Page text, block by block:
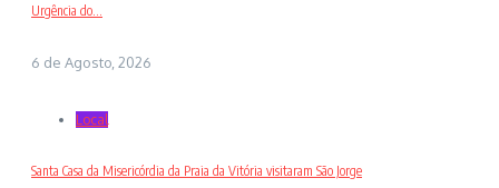
Urgência do...
6 de Agosto, 2026
Local
Santa Casa da Misericórdia da Praia da Vitória visitaram São Jorge